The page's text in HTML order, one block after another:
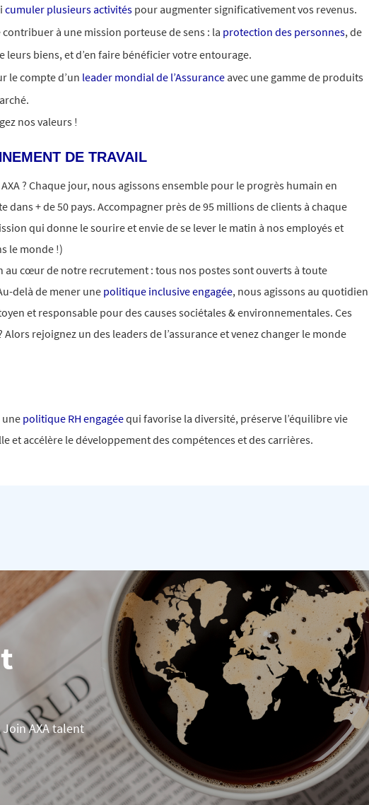
cumuler plusieurs activités pour augmenter significativement vos revenus.
contribuer à une mission porteuse de sens : la protection des personnes, de
leurs biens, et d’en faire bénéficier votre entourage.
le compte d’un leader mondial de l’Assurance avec une gamme de produits
nos valeurs !
DE TRAVAIL
? Chaque jour, nous agissons ensemble pour le progrès humain en
dans + de 50 pays. Accompagner près de 95 millions de clients à chaque
qui donne le sourire et envie de se lever le matin à nos employés et
le monde !)
au cœur de notre recrutement : tous nos postes sont ouverts à toute
delà de mener une politique inclusive engagée, nous agissons au quotidien
et responsable pour des causes sociétales & environnementales. Ces
rejoignez un des leaders de l’assurance et venez changer le monde
une politique RH engagéequi favorise la diversité, préserve l’équilibre vie
et accélère le développement des compétences et des carrières.
AXA talent